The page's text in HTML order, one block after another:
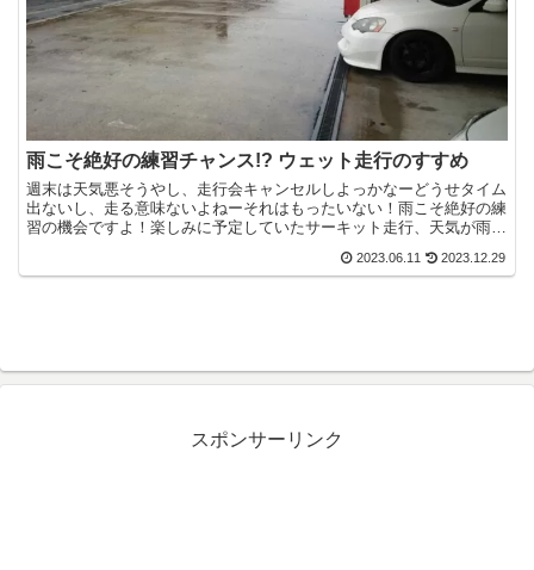
雨こそ絶好の練習チャンス!? ウェット走行のすすめ
週末は天気悪そうやし、走行会キャンセルしよっかなーどうせタイム
出ないし、走る意味ないよねーそれはもったいない！雨こそ絶好の練
習の機会ですよ！楽しみに予定していたサーキット走行、天気が雨だ
2023.06.11 2023.12.29
スポンサーリンク